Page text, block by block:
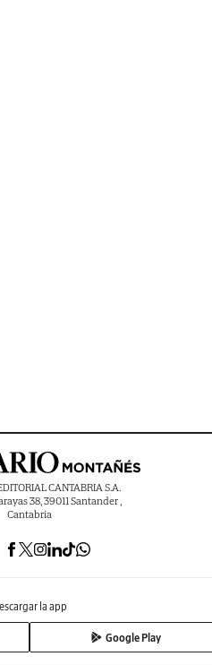
CANTABRIA S.A.
38, 39011 Santander ,
Cantabria
la app
Google Play